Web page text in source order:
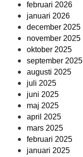
februari 2026
januari 2026
december 2025
november 2025
oktober 2025
september 2025
augusti 2025
juli 2025
juni 2025
maj 2025
april 2025
mars 2025
februari 2025
januari 2025